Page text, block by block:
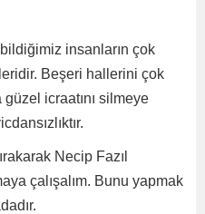
insanların çok
Beşeri hallerini çok
icraatını silmeye
Necip Fazıl
çalışalım. Bunu yapmak